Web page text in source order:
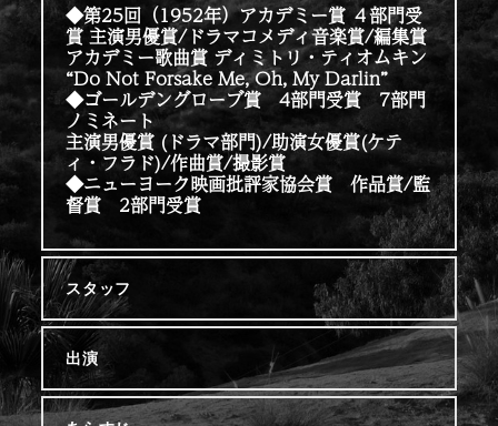
◆第25回（1952年）アカデミー賞 ４部門受
賞 主演男優賞/ドラマコメディ音楽賞/編集賞
アカデミー歌曲賞 ディミトリ・ティオムキン
“Do Not Forsake Me, Oh, My Darlin”
◆ゴールデングローブ賞 4部門受賞 7部門
ノミネート
主演男優賞 (ドラマ部門)/助演女優賞(ケテ
ィ・フラド)/作曲賞/撮影賞
◆ニューヨーク映画批評家協会賞 作品賞/監
督賞 2部門受賞
スタッフ
出演